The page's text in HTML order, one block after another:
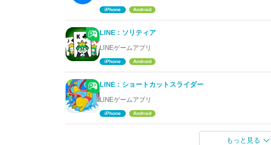
iPhone Android
LINE：ソリティア
LINEゲームアプリ
iPhone Android
LINE：ショートカットスライダー
LINEゲームアプリ
iPhone Android
もっと見る